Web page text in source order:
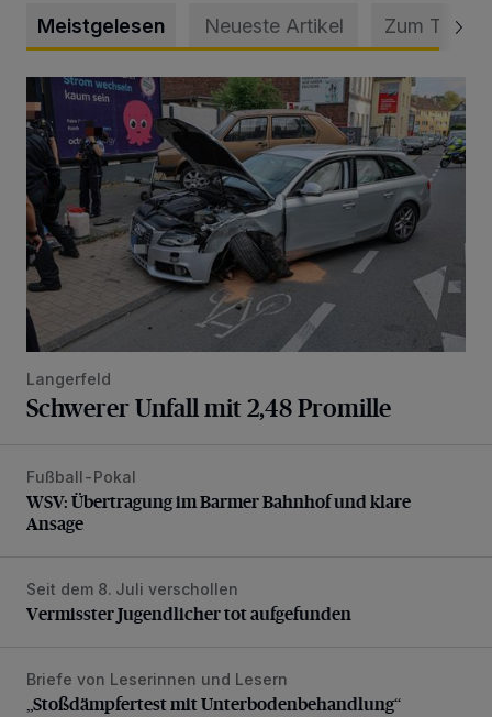
Meistgelesen Neueste Artikel Zum Thema
Schwerer Unfall mit 2,48 Promille
Langerfeld
Schwerer Unfall mit 2,48 Promille
WSV: Übertragung im Barmer Bahnhof und klare Ansage
Fußball-Pokal
WSV: Übertragung im Barmer Bahnhof und klare
Ansage
Vermisster Jugendlicher tot aufgefunden
Seit dem 8. Juli verschollen
Vermisster Jugendlicher tot aufgefunden
„Stoßdämpfertest mit Unterbodenbehandlung“
Briefe von Leserinnen und Lesern
„Stoßdämpfertest mit Unterbodenbehandlung“